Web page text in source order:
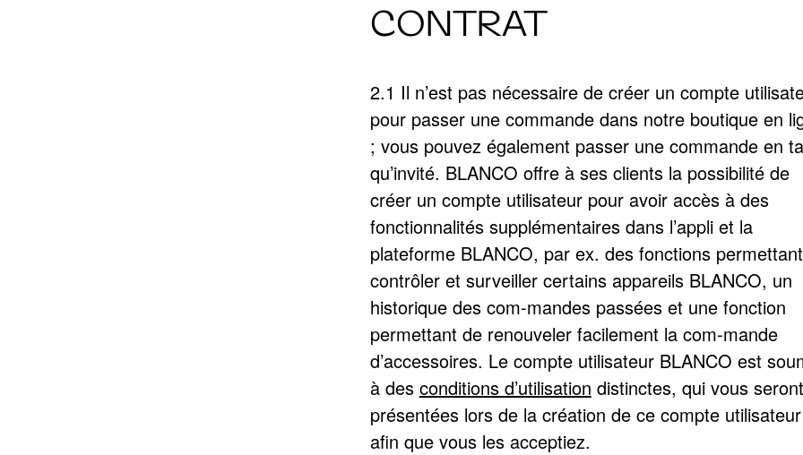
CONTRAT
2.1 Il n’est pas nécessaire de créer un compte
pour passer une commande dans notre boutique en
; vous pouvez également passer une commande en
qu’invité. BLANCO offre à ses clients la possibilité de
créer un compte utilisateur pour avoir accès à des
fonctionnalités supplémentaires dans l’appli et la
plateforme BLANCO, par ex. des fonctions
contrôler et surveiller certains appareils BLANCO, un
historique des com-mandes passées et une fonction
permettant de renouveler facilement la com-mande
d’accessoires. Le compte utilisateur BLANCO est
à des conditions d’utilisation distinctes, qui vous seront
présentées lors de la création de ce compte utilisateur
afin que vous les acceptiez.